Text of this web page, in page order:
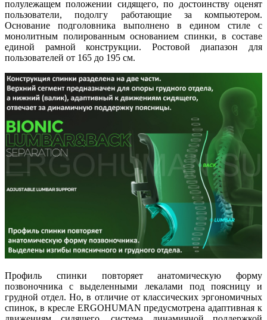
полулежащем положении сидящего, по достоинству оценят
пользователи, подолгу работающие за компьютером.
Основание подголовника выполнено в едином стиле с
монолитным полированным основанием спинки, в составе
единой рамной конструкции. Ростовой диапазон для
пользователей от 165 до 195 см.
Профиль спинки повторяет анатомическую форму
позвоночника с выделенными лекалами под поясницу и
грудной отдел. Но, в отличие от классических эргономичных
спинок, в кресле ERGOHUMAN предусмотрена адаптивная к